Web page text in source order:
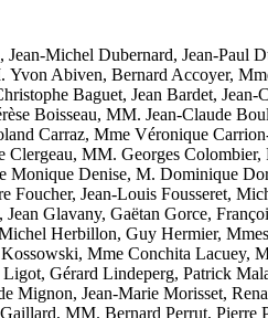
Michel Dubernard, Jean-Paul
Yvon Abiven, Bernard Accoyer,
Baguet, Jean Bardet, Jean-
Boisseau, MM. Jean-Claude
Carraz, Mme Véronique
Clergeau, MM. Georges Colombier,
Monique Denise, M. Dominique
Jean-Louis Fousseret,
Glavany, Gaëtan Gorce,
Herbillon, Guy Hermier,
Mme Conchita Lacuey,
Gérard Lindeperg, Patrick
Mignon, Jean-Marie Morisset,
MM. Bernard Perrut, Pierre